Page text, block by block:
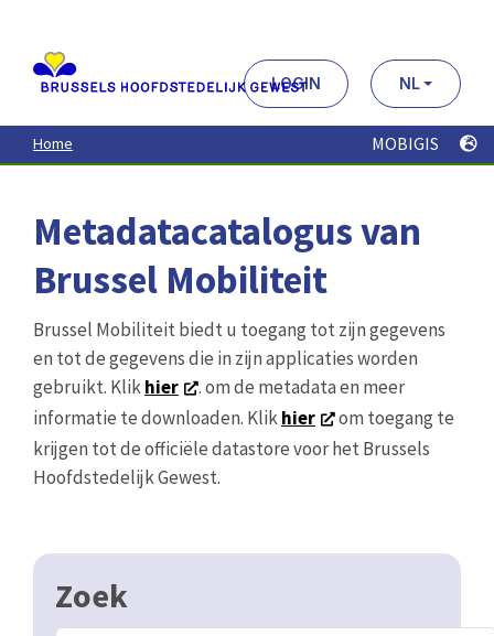
contenu
principal
LOGIN NL
Home MOBIGIS
Metadatacatalogus van
Brussel Mobiliteit
Brussel Mobiliteit biedt u toegang tot zijn gegevens
en tot de gegevens die in zijn applicaties worden
gebruikt. Klikhier
. om de metadata en meer
informatie te downloaden. Klikhier
om toegang te
krijgen tot de officiële datastore voor het Brussels
Hoofdstedelijk Gewest.
Zoek